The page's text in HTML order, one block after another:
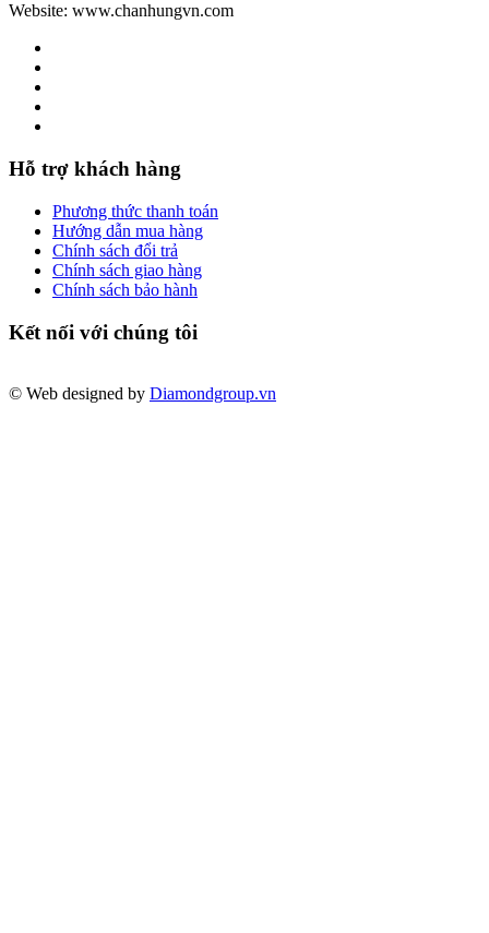
Website: www.chanhungvn.com
Hỗ trợ khách hàng
Phương thức thanh toán
Hướng dẫn mua hàng
Chính sách đổi trả
Chính sách giao hàng
Chính sách bảo hành
Kết nối với chúng tôi
© Web designed by Diamondgroup.vn